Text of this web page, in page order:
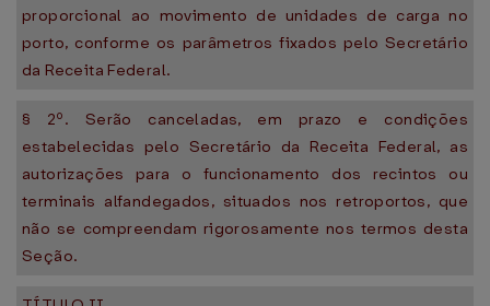
proporcional ao movimento de unidades de carga no
porto, conforme os parâmetros fixados pelo Secretário
da Receita Federal.
§ 2º. Serão canceladas, em prazo e condições
estabelecidas pelo Secretário da Receita Federal, as
autorizações para o funcionamento dos recintos ou
terminais alfandegados, situados nos retroportos, que
não se compreendam rigorosamente nos termos desta
Seção.